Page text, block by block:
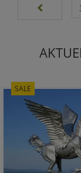
SALE